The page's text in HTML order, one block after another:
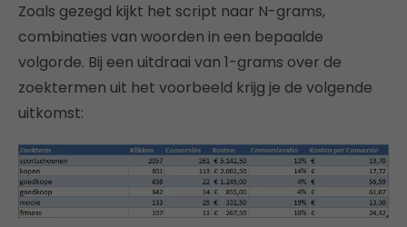
Zoals gezegd kijkt het script naar N-grams,
combinaties van woorden in een bepaalde
volgorde. Bij een uitdraai van 1-grams over de
zoektermen uit het voorbeeld krijg je de volgende
uitkomst: